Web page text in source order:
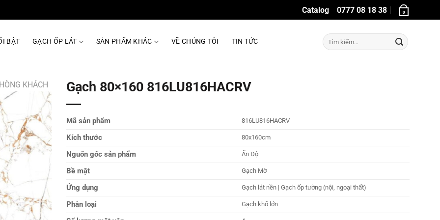
Catalog 0777 08 18 38 0
BẬT GẠCH ỐP LÁT SẢN PHẨM KHÁC VỀ CHÚNG TÔI TIN TỨC
Tìm
kiếm:
KHÁCH Gạch 80×160 816LU816HACRV
Mã sản phẩm 816LU816HACRV
Kích thước 80x160cm
Nguốn gốc sản phẩm Ấn Độ
Bề mặt Gạch Mờ
Ứng dụng Gạch lát nền | Gạch ốp tường (nội, ngoại thất)
Phân loại Gạch khổ lớn